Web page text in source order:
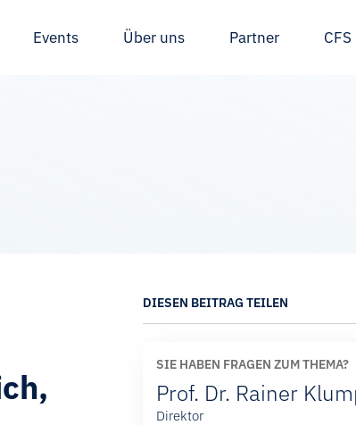
Events Über uns Partner
DIESEN BEITRAG TEILEN
SIE HABEN FRAGEN ZUM THEMA?
Prof. Dr. Rainer
Direktor